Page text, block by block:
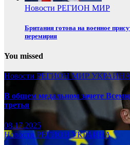
Новости РЕГИОН МИР
Британия готова на военное
перемирия
You missed
Новости РЕГИОНМИР УКРАИНА
В общем медальном зачете
третья
08.17.2025
НовостиРЕГИОНУКРАИНА